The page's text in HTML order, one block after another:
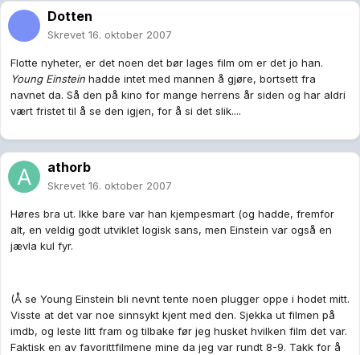
Dotten
Skrevet 16. oktober 2007
Flotte nyheter, er det noen det bør lages film om er det jo han.
Young Einstein hadde intet med mannen å gjøre, bortsett fra
navnet da. Så den på kino for mange herrens år siden og har aldri
vært fristet til å se den igjen, for å si det slik....
athorb
Skrevet 16. oktober 2007
Høres bra ut. Ikke bare var han kjempesmart (og hadde, fremfor
alt, en veldig godt utviklet logisk sans, men Einstein var også en
jævla kul fyr.
(Å se Young Einstein bli nevnt tente noen plugger oppe i hodet mitt.
Visste at det var noe sinnsykt kjent med den. Sjekka ut filmen på
imdb, og leste litt fram og tilbake før jeg husket hvilken film det var.
Faktisk en av favorittfilmene mine da jeg var rundt 8-9. Takk for å